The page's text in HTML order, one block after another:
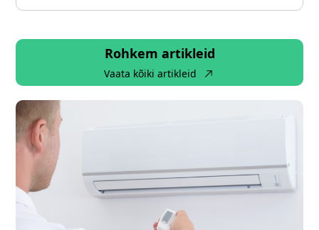
Rohkem artikleid
Vaata kõiki artikleid